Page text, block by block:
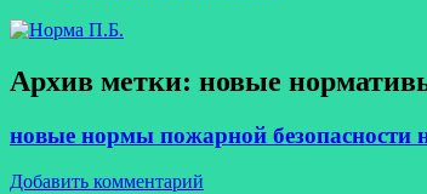
Архив метки: новые
новые нормы пожарной безопасности
Добавить комментарий